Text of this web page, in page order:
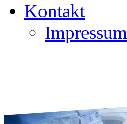
Kontakt
Impressum